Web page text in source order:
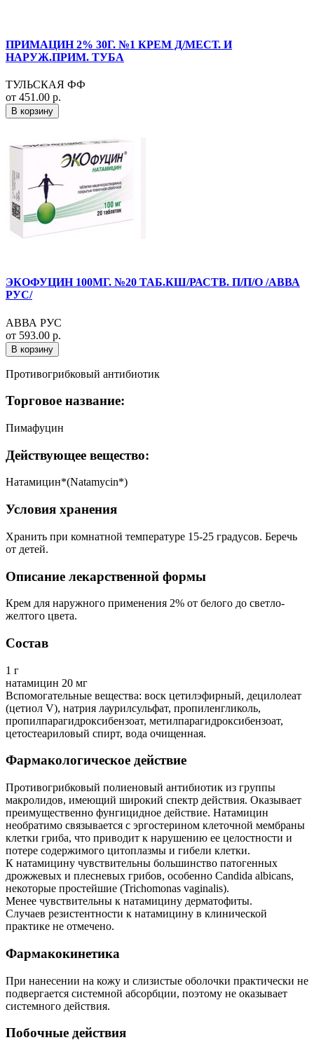
ПРИМАЦИН 2% 30Г. №1 КРЕМ Д/МЕСТ. И
НАРУЖ.ПРИМ. ТУБА
ТУЛЬСКАЯ ФФ
от 451.00 р.
В корзину
ЭКОФУЦИН 100МГ. №20 ТАБ.КШ/РАСТВ. П/П/О /АВВА
РУС/
АВВА РУС
от 593.00 р.
В корзину
Противогрибковый антибиотик
Торговое название:
Пимафуцин
Действующее вещество:
Натамицин*(Natamycin*)
Условия хранения
Хранить при комнатной температуре 15-25 градусов. Беречь
от детей.
Описание лекарственной формы
Крем для наружного применения 2% от белого до светло-
желтого цвета.
Состав
1 г
натамицин 20 мг
Вспомогательные вещества: воск цетилэфирный, децилолеат
(цетиол V), натрия лаурилсульфат, пропиленгликоль,
пропилпарагидроксибензоат, метилпарагидроксибензоат,
цетостеариловый спирт, вода очищенная.
Фармакологическое действие
Противогрибковый полиеновый антибиотик из группы
макролидов, имеющий широкий спектр действия. Оказывает
преимущественно фунгицидное действие. Натамицин
необратимо связывается с эргостерином клеточной мембраны
клетки гриба, что приводит к нарушению ее целостности и
потере содержимого цитоплазмы и гибели клетки.
К натамицину чувствительны большинство патогенных
дрожжевых и плесневых грибов, особенно Candida albicans,
некоторые простейшие (Trichomonas vaginalis).
Менее чувствительны к натамицину дерматофиты.
Случаев резистентности к натамицину в клинической
практике не отмечено.
Фармакокинетика
При нанесении на кожу и слизистые оболочки практически не
подвергается системной абсорбции, поэтому не оказывает
системного действия.
Побочные действия